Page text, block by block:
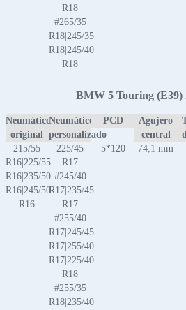
R18
#265/35
R18|245/35
R18|245/40
R18
BMW 5 Touring (E39)
Neumático
original
Neumático
personalizado
PCD
Agujero
central
215/55
R16|225/55
R16|235/50
R16|245/50
R16
225/45
R17
#245/40
R17|235/45
R17
#255/40
R17|245/45
R17|255/40
R17|225/40
R18
#255/35
R18|235/40
5*120 74,1 mm